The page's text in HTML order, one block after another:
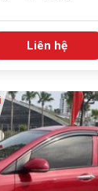
Liên hệ